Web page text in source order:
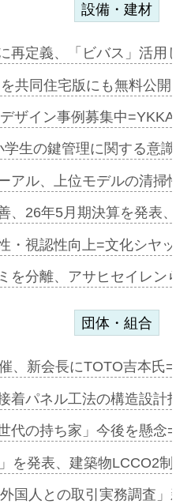
設備・建材
再定義、「ビバス」活
共同住宅版にも無料公
デザイン事例募集中
学生の鍵管理に関する意
アル、上位モデルの清
、26年5月期決算を発表
・視認性向上=文化シヤ
を分離、アサヒセイレ
団体・組合
、新会長にTOTO吉本氏
着パネル工法の構造設
代の持ち家」今後を懸
を発表、建築物LCCO2
国人との取引実務調査